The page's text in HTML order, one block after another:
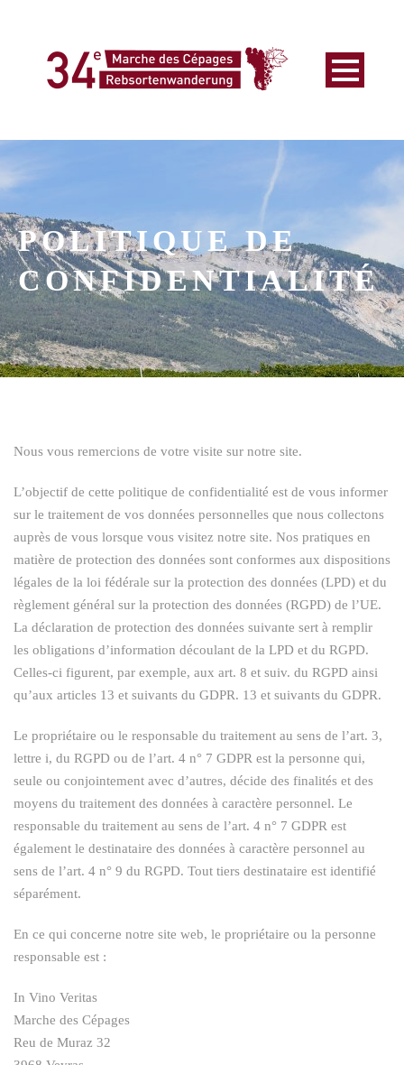
POLITIQUE DE
CONFIDENTIALITÉ
Nous vous remercions de votre visite sur notre site.
L’objectif de cette politique de confidentialité est de vous informer
sur le traitement de vos données personnelles que nous collectons
auprès de vous lorsque vous visitez notre site. Nos pratiques en
matière de protection des données sont conformes aux dispositions
légales de la loi fédérale sur la protection des données (LPD) et du
règlement général sur la protection des données (RGPD) de l’UE.
La déclaration de protection des données suivante sert à remplir
les obligations d’information découlant de la LPD et du RGPD.
Celles-ci figurent, par exemple, aux art. 8 et suiv. du RGPD ainsi
qu’aux articles 13 et suivants du GDPR. 13 et suivants du GDPR.
Le propriétaire ou le responsable du traitement au sens de l’art. 3,
lettre i, du RGPD ou de l’art. 4 n° 7 GDPR est la personne qui,
seule ou conjointement avec d’autres, décide des finalités et des
moyens du traitement des données à caractère personnel. Le
responsable du traitement au sens de l’art. 4 n° 7 GDPR est
également le destinataire des données à caractère personnel au
sens de l’art. 4 n° 9 du RGPD. Tout tiers destinataire est identifié
séparément.
En ce qui concerne notre site web, le propriétaire ou la personne
responsable est :
In Vino Veritas
Marche des Cépages
Reu de Muraz 32